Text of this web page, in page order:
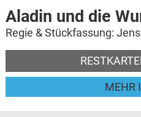
Aladin und die
Regie & Stückfassung:
MEHR